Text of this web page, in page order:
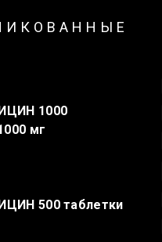
1000
мг
500 таблетки